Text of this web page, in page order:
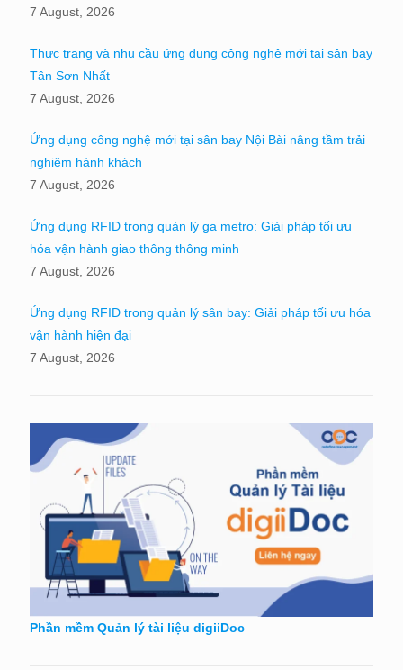
7 August, 2026
Thực trạng và nhu cầu ứng dụng công nghệ mới tại sân bay
Tân Sơn Nhất
7 August, 2026
Ứng dụng công nghệ mới tại sân bay Nội Bài nâng tầm trải
nghiệm hành khách
7 August, 2026
Ứng dụng RFID trong quản lý ga metro: Giải pháp tối ưu
hóa vận hành giao thông thông minh
7 August, 2026
Ứng dụng RFID trong quản lý sân bay: Giải pháp tối ưu hóa
vận hành hiện đại
7 August, 2026
Phần mềm Quản lý tài liệu digiiDoc